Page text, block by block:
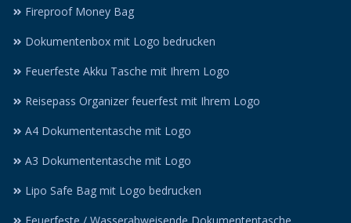
Fireproof Money Bag
Dokumentenbox mit Logo bedrucken
Feuerfeste Akku Tasche mit Ihrem Logo
Reisepass Organizer feuerfest mit Ihrem Logo
A4 Dokumententasche mit Logo
A3 Dokumententasche mit Logo
Lipo Safe Bag mit Logo bedrucken